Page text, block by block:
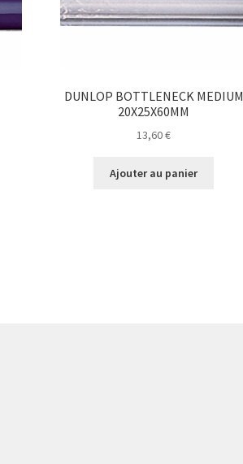
DUNLOP BOTTLENECK MEDIUM
20X25X60MM
13,60€
Ajouter au panier